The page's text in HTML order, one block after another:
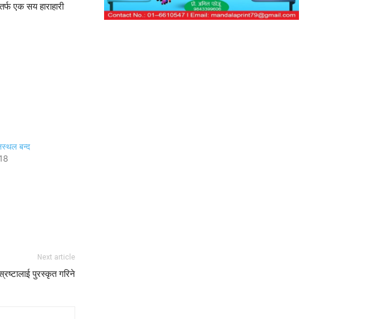
एक सय हाराहारी
बन्द
Next article
स्रष्टालाई पुरस्कृत गरिने